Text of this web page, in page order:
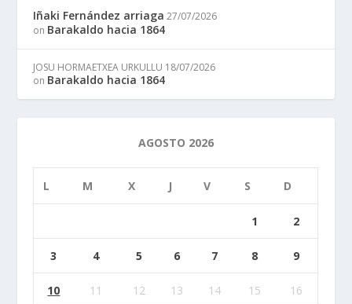
Iñaki Fernández arriaga 27/07/2026
on Barakaldo hacia 1864
JOSU HORMAETXEA URKULLU 18/07/2026
on Barakaldo hacia 1864
AGOSTO 2026
L M X J V S D
1 2
3 4 5 6 7 8 9
10 11 12 13 14 15 16